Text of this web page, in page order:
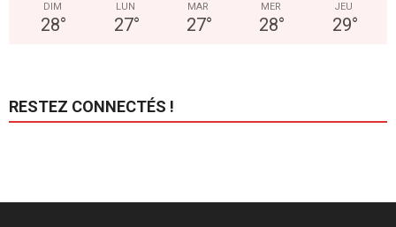
DIM
28°
LUN
27°
MAR
27°
MER
28°
JEU
29°
RESTEZ CONNECTÉS !